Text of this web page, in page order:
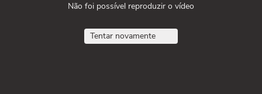
Não foi possível reproduzir o vídeo
Tentar novamente